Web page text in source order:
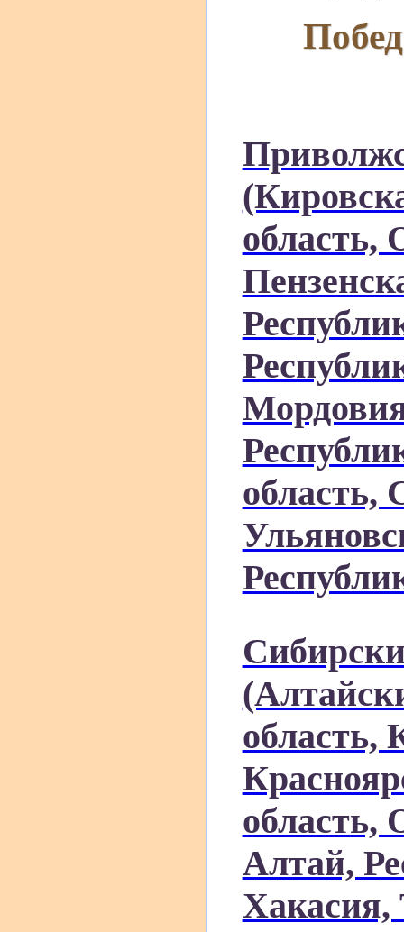
область,
область,
область,
область,
Алтай,
Хакасия,